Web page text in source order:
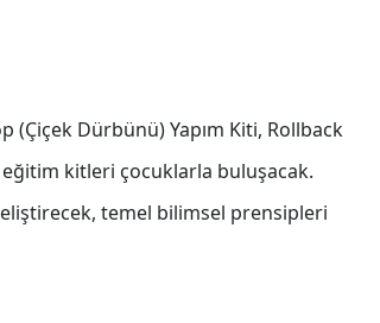
(Çiçek Dürbünü) Yapım Kiti, Rollback
eğitim kitleri çocuklarla buluşacak.
temel bilimsel prensipleri